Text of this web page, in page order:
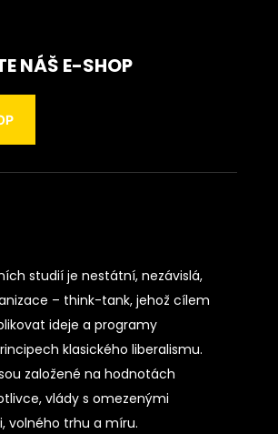
NÁŠ E-SHOP
studií je nestátní, nezávislá,
– think-tank, jehož cílem
ideje a programy
klasického liberalismu.
založené na hodnotách
vlády s omezenými
volného trhu a míru.